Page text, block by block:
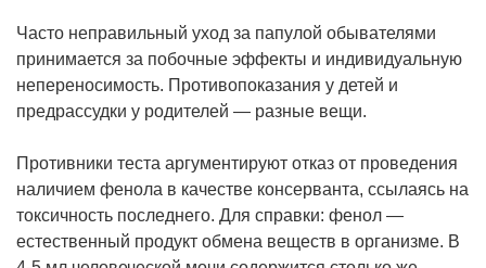
Часто неправильный уход за папулой обывателями
принимается за побочные эффекты и индивидуальную
непереносимость. Противопоказания у детей и
предрассудки у родителей — разные вещи.
Противники теста аргументируют отказ от проведения
наличием фенола в качестве консерванта, ссылаясь на
токсичность последнего. Для справки: фенол —
естественный продукт обмена веществ в организме. В